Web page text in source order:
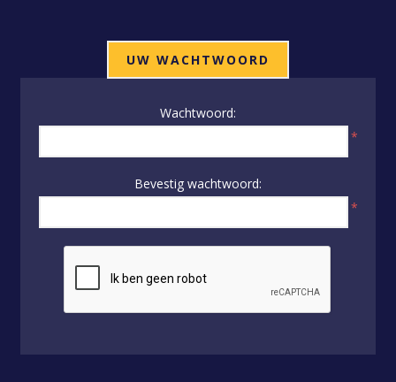
UW WACHTWOORD
Wachtwoord:
*
Bevestig wachtwoord:
*